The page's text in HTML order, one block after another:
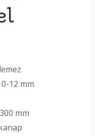
12 mm
mm